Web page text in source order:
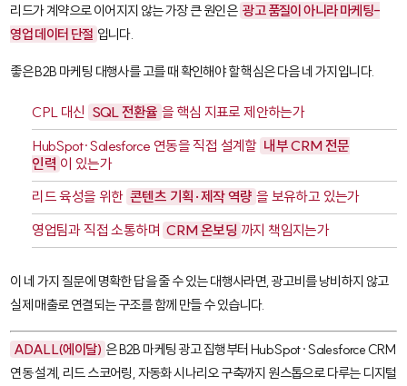
리드가 계약으로 이어지지 않는 가장 큰 원인은 광고 품질이 아니라 마케팅-
영업 데이터 단절 입니다.
좋은 B2B 마케팅 대행사를 고를 때 확인해야 할 핵심은 다음 네 가지입니다.
CPL 대신 SQL 전환율 을 핵심 지표로 제안하는가
HubSpot·Salesforce 연동을 직접 설계할 내부 CRM 전문
인력 이 있는가
리드 육성을 위한 콘텐츠 기획·제작 역량 을 보유하고 있는가
영업팀과 직접 소통하며 CRM 온보딩 까지 책임지는가
이 네 가지 질문에 명확한 답을 줄 수 있는 대행사라면, 광고비를 낭비하지 않고
실제 매출로 연결되는 구조를 함께 만들 수 있습니다.
ADALL(에이달) 은 B2B 마케팅 광고 집행부터HubSpot·Salesforce CRM
연동 설계, 리드 스코어링, 자동화 시나리오 구축까지 원스톱으로 다루는 디지털